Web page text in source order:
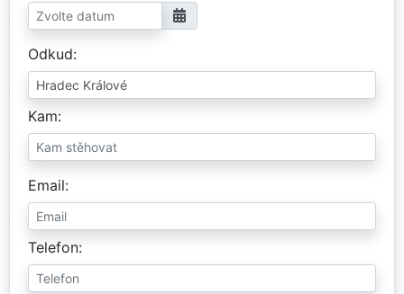
Odkud
Kam
Email
Telefon